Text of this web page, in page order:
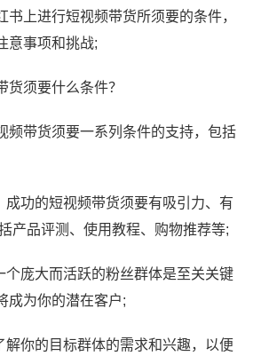
书上进行短视频带货所须要的条件，
意事项和挑战;
货须要什么条件？
频带货须要一系列条件的支持，包括
成功的短视频带货须要有吸引力、有
产品评测、使用教程、购物推荐等;
个庞大而活跃的粉丝群体是至关关键
成为你的潜在客户;
解你的目标群体的需求和兴趣，以便